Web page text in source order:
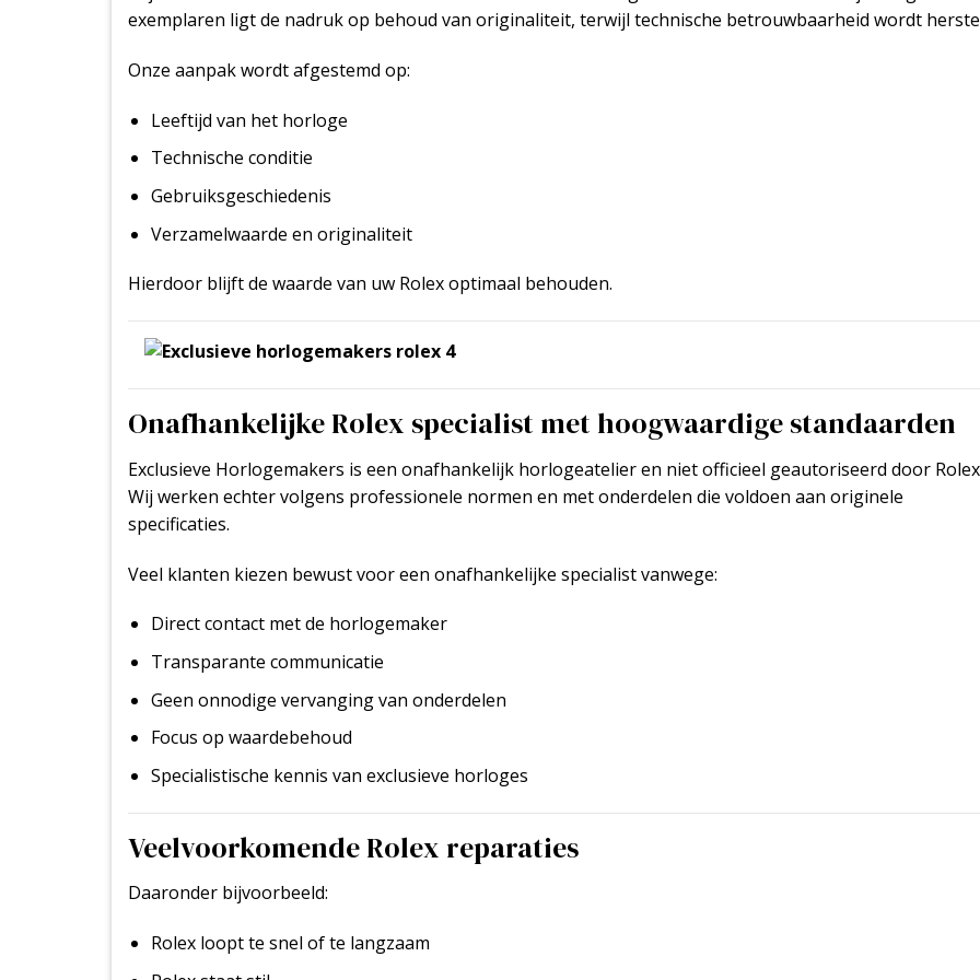
exemplaren ligt de nadruk op behoud van originaliteit, terwijl technische betrouwbaarheid wordt
Onze aanpak wordt afgestemd op:
Leeftijd van het horloge
Technische conditie
Gebruiksgeschiedenis
Verzamelwaarde en originaliteit
Hierdoor blijft de waarde van uw Rolex optimaal behouden.
Onafhankelijke Rolex specialist met hoogwaardige standaarden
Exclusieve Horlogemakers is een onafhankelijk horlogeatelier en niet officieel geautoriseerd door
Wij werken echter volgens professionele normen en met onderdelen die voldoen aan originele
specificaties.
Veel klanten kiezen bewust voor een onafhankelijke specialist vanwege:
Direct contact met de horlogemaker
Transparante communicatie
Geen onnodige vervanging van onderdelen
Focus op waardebehoud
Specialistische kennis van exclusieve horloges
Veelvoorkomende Rolex reparaties
Daaronder bijvoorbeeld:
Rolex loopt te snel of te langzaam